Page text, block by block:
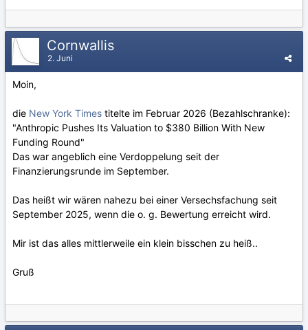
Cornwallis
2. Juni
Moin,
die New York Times titelte im Februar 2026 (Bezahlschranke):
"Anthropic Pushes Its Valuation to $380 Billion With New
Funding Round"
Das war angeblich eine Verdoppelung seit der
Finanzierungsrunde im September.
Das heißt wir wären nahezu bei einer Versechsfachung seit
September 2025, wenn die o. g. Bewertung erreicht wird.
Mir ist das alles mittlerweile ein klein bisschen zu heiß..
Gruß